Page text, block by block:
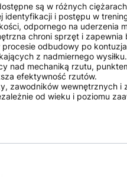
są w różnych
identyfikacji i postępu w
odpornego na uderzenia
chroni sprzęt i
odbudowy po
z nadmiernego wysiłku.
nad mechaniką rzutu,
efektywność rzutów.
zawodników wewnętrznych i
od wieku i poziomu